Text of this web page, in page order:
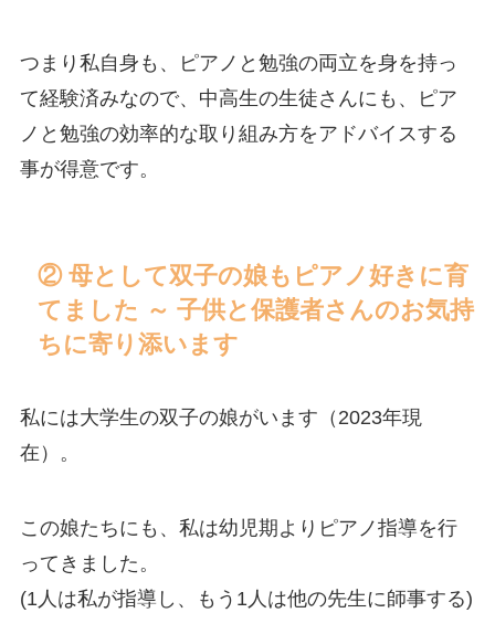
つまり私自身も、ピアノと勉強の両立を身を持っ
て経験済みなので、中高生の生徒さんにも、ピア
ノと勉強の効率的な取り組み方をアドバイスする
事が得意です。
② 母として双子の娘もピアノ好きに育
てました ～ 子供と保護者さんのお気持
ちに寄り添います
私には大学生の双子の娘がいます（2023年現
在）。
この娘たちにも、私は幼児期よりピアノ指導を行
ってきました。
(1人は私が指導し、もう1人は他の先生に師事する)